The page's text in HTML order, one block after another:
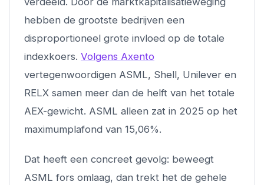
hebben de grootste bedrijven een
disproportioneel grote invloed op de totale
indexkoers. Volgens Axento
vertegenwoordigen ASML, Shell, Unilever en
RELX samen meer dan de helft van het totale
AEX-gewicht. ASML alleen zat in 2025 op het
maximumplafond van 15,06%.
Dat heeft een concreet gevolg: beweegt
ASML fors omlaag, dan trekt het de gehele